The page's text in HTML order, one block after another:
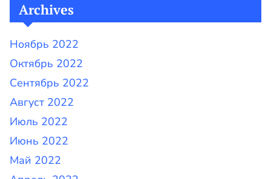
Archives
Ноябрь 2022
Октябрь 2022
Сентябрь 2022
Август 2022
Июль 2022
Июнь 2022
Май 2022